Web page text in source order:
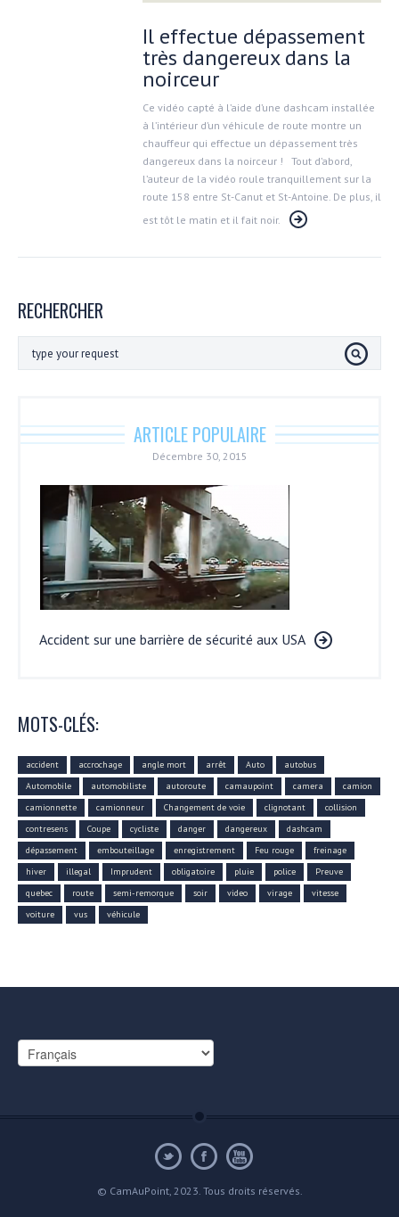
Il effectue dépassement
très dangereux dans la
noirceur
Ce vidéo capté à l’aide d’une dashcam installée
à l’intérieur d’un véhicule de route montre un
chauffeur qui effectue un dépassement très
dangereux dans la noirceur ! Tout d’abord,
l’auteur de la vidéo roule tranquillement sur la
route 158 entre St-Canut et St-Antoine. De plus, il
est tôt le matin et il fait noir.
RECHERCHER
ARTICLE POPULAIRE
Décembre 30, 2015
Accident sur une barrière de sécurité aux USA
MOTS-CLÉS:
accident accrochage angle mort arrêt Auto
autobus
Automobile
automobiliste autoroute camaupoint camera
camion
camionnette
camionneur Changement de voie clignotant
collision
contresens
Coupe cycliste danger dangereux
dashcam
dépassement
embouteillage enregistrement Feu rouge
freinage
hiver
illegal Imprudent obligatoire pluie police
Preuve
quebec
route semi-remorque soir video virage
vitesse
voiture
vus véhicule
Choisir
une
© CamAuPoint, 2023. Tous droits réservés.